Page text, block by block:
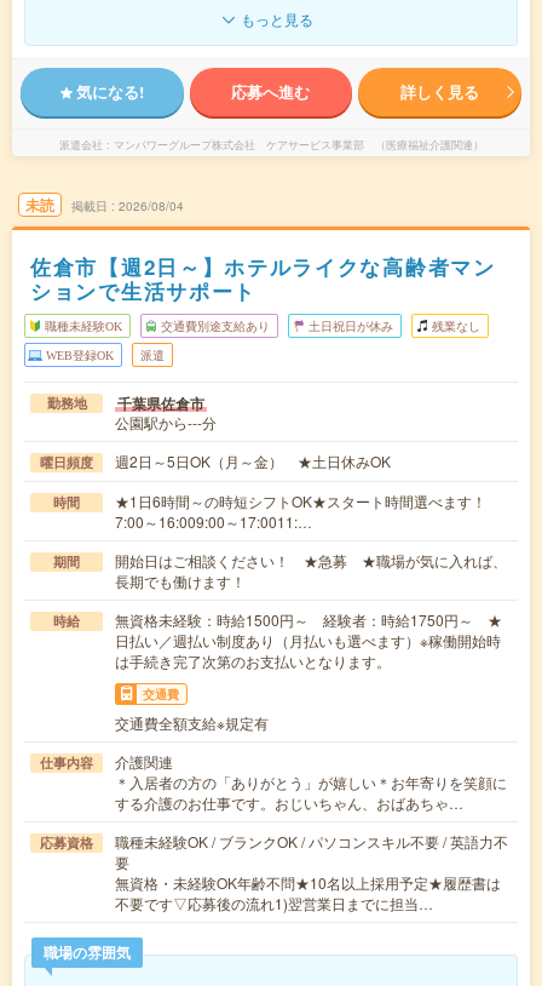
もっと見る
気になる! 応募へ進む 詳しく見る
派遣会社 マンパワーグループ株式会社 ケアサービス事業部 （医療福祉介護関連）
未読 掲載日 2026/08/04
佐倉市【週2日～】ホテルライクな高齢者マン
ションで生活サポート
職種未経験OK 交通費別途支給あり 土日祝日が休み 残業なし
WEB登録OK 派遣
勤務地 千葉県佐倉市
公園駅から---分
曜日頻度 週2日～5日OK（月～金） ★土日休みOK
時間
★1日6時間～の時短シフトOK★スタート時間選べます！
7:00～16:009:00～17:0011:…
期間
開始日はご相談ください！ ★急募 ★職場が気に入れば、
長期でも働けます！
時給
無資格未経験：時給1500円～ 経験者：時給1750円～ ★
日払い／週払い制度あり（月払いも選べます）※稼働開始時
は手続き完了次第のお支払いとなります。
交通費
交通費全額支給※規定有
仕事内容
介護関連
＊入居者の方の「ありがとう」が嬉しい＊お年寄りを笑顔に
する介護のお仕事です。おじいちゃん、おばあちゃ…
応募資格
職種未経験OK / ブランクOK / パソコンスキル不要 / 英語力不
要
無資格・未経験OK年齢不問★10名以上採用予定★履歴書は
不要です▽応募後の流れ1)翌営業日までに担当…
職場の雰囲気